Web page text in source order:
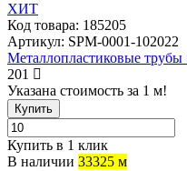
ХИТ
Код товара: 185205
Артикул: SPM-0001-102022
Металлопластиковые
201
Указана стоимость за 1 м!
Купить
Купить в 1 клик
В наличии 33325 м